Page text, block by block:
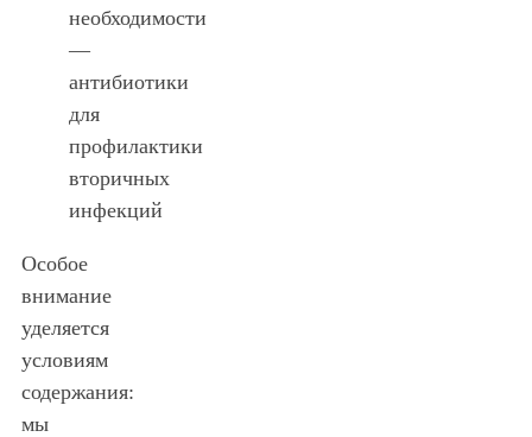
необходимости
—
антибиотики
для
профилактики
вторичных
инфекций
Особое
внимание
уделяется
условиям
содержания:
мы